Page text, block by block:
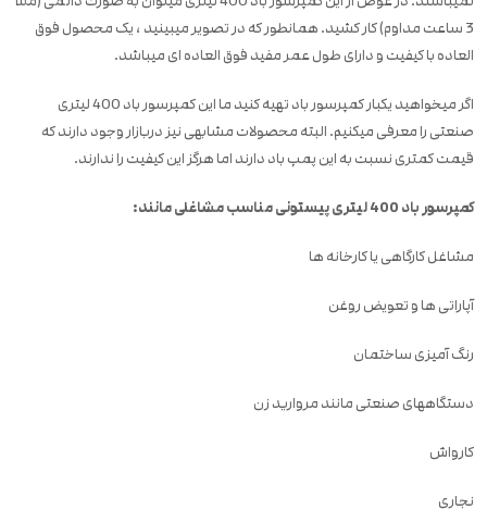
3 ساعت مداوم) کار کشید. همانطور که در تصویر میبینید ، یک محصول فوق
العاده با کیفیت و دارای طول عمر مفید فوق العاده ای میباشد.
اگر میخواهید یکبار کمپرسور باد تهیه کنید ما این کمپرسور باد 400 لیتری
صنعتی را معرفی میکنیم. البته محصولات مشابهی نیز دربازار وجود دارند که
قیمت کمتری نسبت به این پمپ باد دارند اما هرگز این کیفیت را ندارند.
کمپرسور باد 400 لیتری پیستونی مناسب مشاغلی مانند:
مشاغل کارگاهی یا کارخانه ها
آپاراتی ها و تعویض روغن
رنگ آمیزی ساختمان
دستگاههای صنعتی مانند مروارید زن
کارواش
نجاری